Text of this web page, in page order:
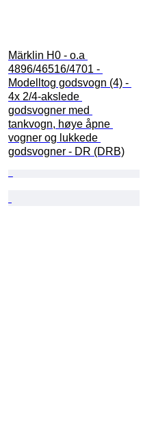
Märklin H0 - o.a
4896/46516/4701 -
Modelltog godsvogn (4) -
4x 2/4-akslede
godsvogner med
tankvogn, høye åpne
vogner og lukkede
godsvogner - DR (DRB)